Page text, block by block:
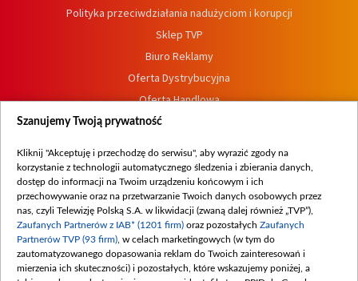
Polityka przeciwdziałania nadużyciom i korupcji
Sklep TVP
Biuro Reklamy
Oferta Dystrybucyjna
Oferta Handlowa
Dostępność
Procedura zgłoszeń wewnętrznych
Szanujemy Twoją prywatność
Kliknij "Akceptuję i przechodzę do serwisu", aby wyrazić zgody na
korzystanie z technologii automatycznego śledzenia i zbierania danych,
dostęp do informacji na Twoim urządzeniu końcowym i ich
przechowywanie oraz na przetwarzanie Twoich danych osobowych przez
nas, czyli Telewizję Polską S.A. w likwidacji (zwaną dalej również „TVP”),
Zaufanych Partnerów z IAB* (1201 firm) oraz pozostałych Zaufanych
Partnerów TVP (93 firm) , w celach marketingowych (w tym do
zautomatyzowanego dopasowania reklam do Twoich zainteresowań i
mierzenia ich skuteczności) i pozostałych, które wskazujemy poniżej, a